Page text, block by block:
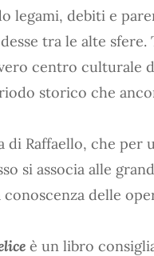
legami, debiti e
tra le alte
centro culturale
storico che
di Raffaello, che
si associa alle
delle
è un libro